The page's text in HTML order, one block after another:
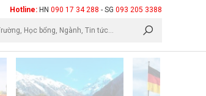
Hotline: HN 090 17 34 288 - SG 093 205 3388